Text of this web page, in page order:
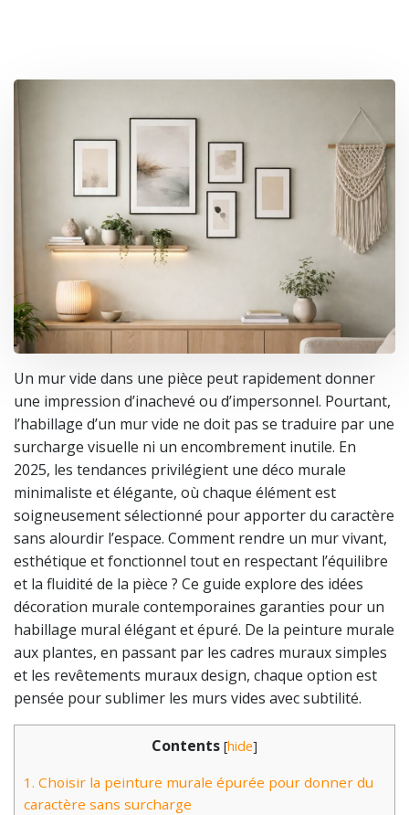
Un mur vide dans une pièce peut rapidement donner
une impression d’inachevé ou d’impersonnel. Pourtant,
l’habillage d’un mur vide ne doit pas se traduire par une
surcharge visuelle ni un encombrement inutile. En
2025, les tendances privilégient une déco murale
minimaliste et élégante, où chaque élément est
soigneusement sélectionné pour apporter du caractère
sans alourdir l’espace. Comment rendre un mur vivant,
esthétique et fonctionnel tout en respectant l’équilibre
et la fluidité de la pièce ? Ce guide explore des idées
décoration murale contemporaines garanties pour un
habillage mural élégant et épuré. De la peinture murale
aux plantes, en passant par les cadres muraux simples
et les revêtements muraux design, chaque option est
pensée pour sublimer les murs vides avec subtilité.
Contents [hide]
1. Choisir la peinture murale épurée pour donner du
caractère sans surcharge